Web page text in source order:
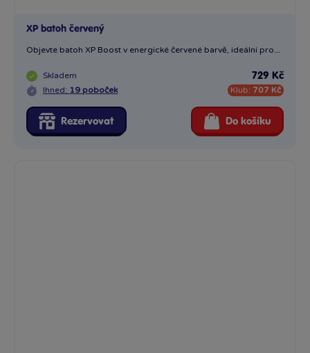
XP batoh červený
Objevte batoh XP Boost v energické červené barvě, ideální pro...
Skladem
Ihned: 19 poboček
729 Kč
Klub: 707 Kč
Rezervovat Do košíku